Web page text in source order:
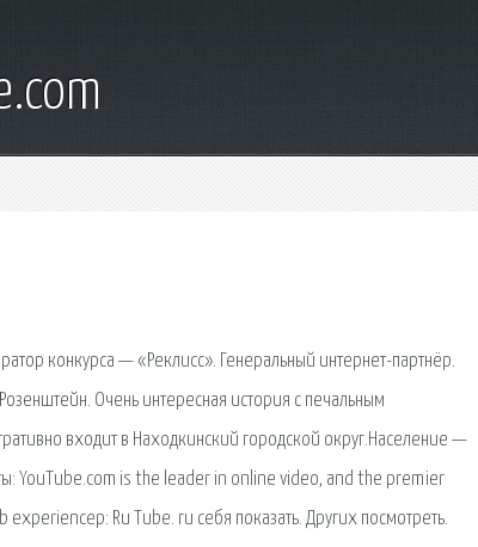
конкурса — «Реклисс». Генеральный интернет-партнёр.
Очень интересная история с печальным
входит в Находкинский городской округ.Население —
YouTube.com is the leader in online video, and the premier
Ru Tube. ru себя показать. Других посмотреть.